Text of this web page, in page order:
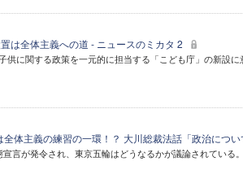
は全体主義への道 - ニュースのミカタ 2
供に関する政策を一元的に担当する「こども庁」の新設に
体主義の練習の一環！？ 大川総裁法話「政治につい
言が発令され、東京五輪はどうなるかが議論されている。